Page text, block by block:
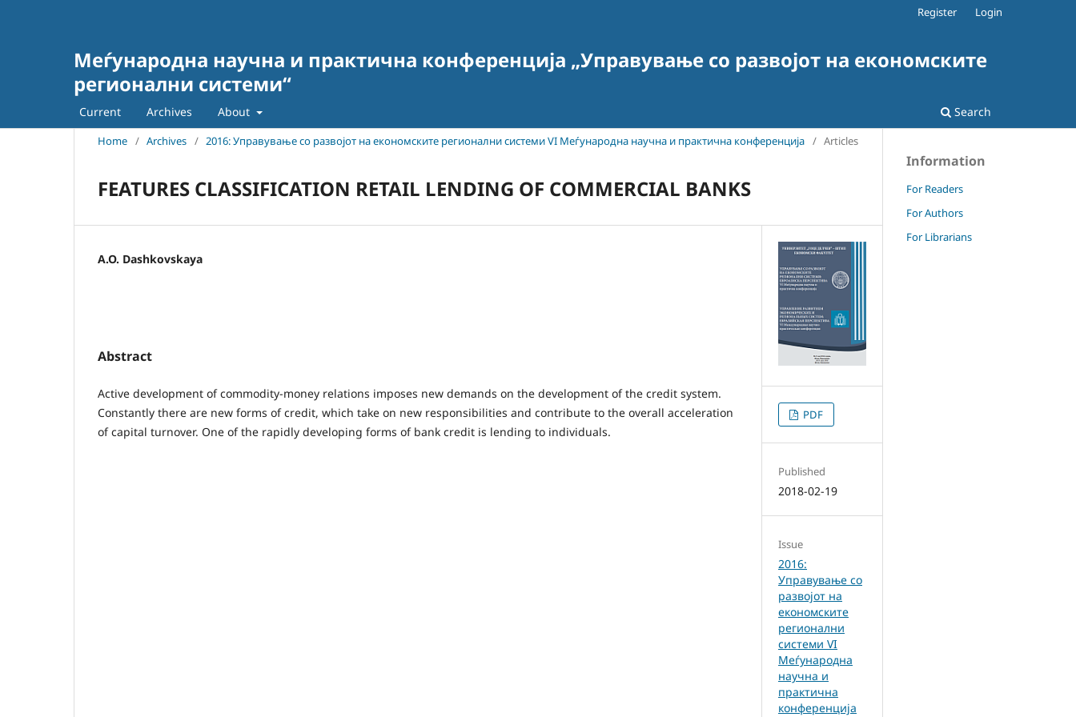
Меѓународна научна и практична конференција „Управување со развојот на економските
регионални системи“
Current Archives About Search
Register Login
Home / Archives / 2016: Управување со развојот на економските регионални системи VI Меѓународна научна и практична конференција / Articles
FEATURES CLASSIFICATION RETAIL LENDING OF COMMERCIAL BANKS
A.O. Dashkovskaya
Abstract
Active development of commodity-money relations imposes new demands on the development of the credit system.
Constantly there are new forms of credit, which take on new responsibilities and contribute to the overall acceleration
of capital turnover. One of the rapidly developing forms of bank credit is lending to individuals.
PDF
Published
2018-02-19
Issue
2016:
Управување со
развојот на
економските
регионални
системи VI
Меѓународна
научна и
практична
конференција
Information
For Readers
For Authors
For Librarians